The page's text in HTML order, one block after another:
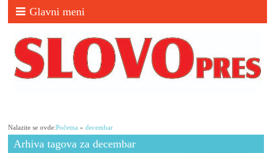
Glavni meni
Nalazite se ovde:Početna »decembar
Arhiva tagova za decembar